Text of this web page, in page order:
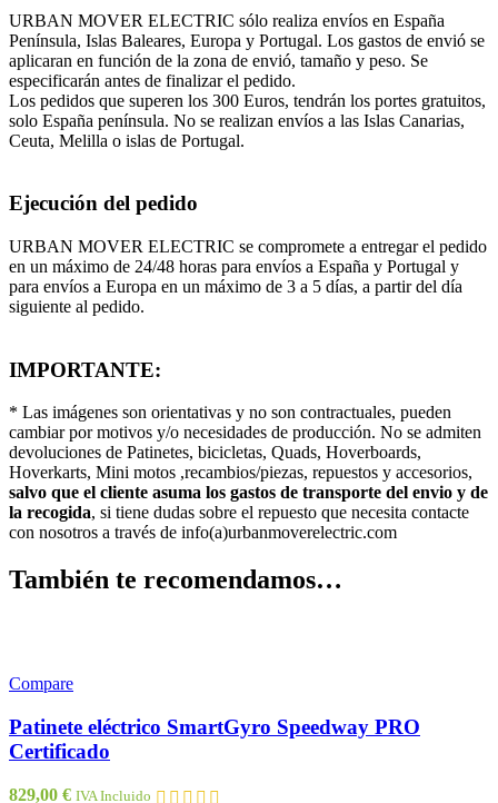
URBAN MOVER ELECTRIC sólo realiza envíos en España
Península, Islas Baleares, Europa y Portugal. Los gastos de envió se
aplicaran en función de la zona de envió, tamaño y peso. Se
especificarán antes de finalizar el pedido.
Los pedidos que superen los 300 Euros, tendrán los portes gratuitos,
solo España península. No se realizan envíos a las Islas Canarias,
Ceuta, Melilla o islas de Portugal.
Ejecución del pedido
URBAN MOVER ELECTRIC se compromete a entregar el pedido
en un máximo de 24/48 horas para envíos a España y Portugal y
para envíos a Europa en un máximo de 3 a 5 días, a partir del día
siguiente al pedido.
IMPORTANTE:
* Las imágenes son orientativas y no son contractuales, pueden
cambiar por motivos y/o necesidades de producción. No se admiten
devoluciones de Patinetes, bicicletas, Quads, Hoverboards,
Hoverkarts, Mini motos ,recambios/piezas, repuestos y accesorios,
salvo que el cliente asuma los gastos de transporte del envio y de
la recogida, si tiene dudas sobre el repuesto que necesita contacte
con nosotros a través de info(a)urbanmoverelectric.com
También te recomendamos…
Compare
Patinete eléctrico SmartGyro Speedway PRO
Certificado
829,00 € IVA Incluido